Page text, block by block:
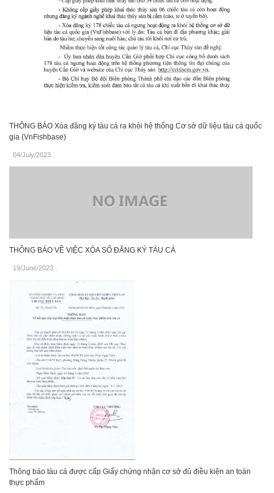
THÔNG BÁO Xóa đăng ký tàu cá ra khỏi hệ thống Cơ sở dữ liệu tàu cá quốc
gia (VnFishbase)
04/July/2023
THÔNG BÁO VỀ VIỆC XÓA SỐ ĐĂNG KÝ TÀU CÁ
19/June/2023
Thông báo tàu cá được cấp Giấy chứng nhận cơ sở đủ điều kiện an toàn
thực phẩm